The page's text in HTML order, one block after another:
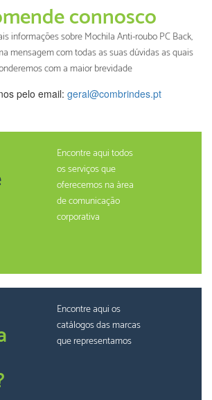
connosco
informações sobre Mochila Anti-roubo PC Back,
mensagem com todas as suas dúvidas as quais
com a maior brevidade
pelo email: geral@combrindes.pt
Encontre aqui todos
os serviços que
oferecemos na àrea
de comunicação
corporativa
Encontre aqui os
catálogos das marcas
que representamos